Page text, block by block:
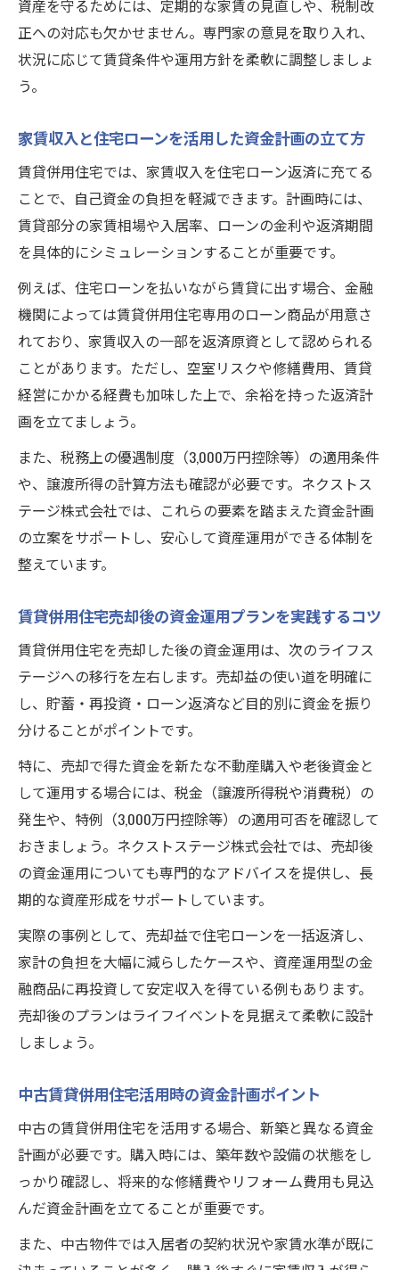
資産を守るためには、定期的な家賃の見直しや、税制改
正への対応も欠かせません。専門家の意見を取り入れ、
状況に応じて賃貸条件や運用方針を柔軟に調整しましょ
う。
家賃収入と住宅ローンを活用した資金計画の立て方
賃貸併用住宅では、家賃収入を住宅ローン返済に充てる
ことで、自己資金の負担を軽減できます。計画時には、
賃貸部分の家賃相場や入居率、ローンの金利や返済期間
を具体的にシミュレーションすることが重要です。
例えば、住宅ローンを払いながら賃貸に出す場合、金融
機関によっては賃貸併用住宅専用のローン商品が用意さ
れており、家賃収入の一部を返済原資として認められる
ことがあります。ただし、空室リスクや修繕費用、賃貸
経営にかかる経費も加味した上で、余裕を持った返済計
画を立てましょう。
また、税務上の優遇制度（3,000万円控除等）の適用条件
や、譲渡所得の計算方法も確認が必要です。ネクストス
テージ株式会社では、これらの要素を踏まえた資金計画
の立案をサポートし、安心して資産運用ができる体制を
整えています。
賃貸併用住宅売却後の資金運用プランを実践するコツ
賃貸併用住宅を売却した後の資金運用は、次のライフス
テージへの移行を左右します。売却益の使い道を明確に
し、貯蓄・再投資・ローン返済など目的別に資金を振り
分けることがポイントです。
特に、売却で得た資金を新たな不動産購入や老後資金と
して運用する場合には、税金（譲渡所得税や消費税）の
発生や、特例（3,000万円控除等）の適用可否を確認して
おきましょう。ネクストステージ株式会社では、売却後
の資金運用についても専門的なアドバイスを提供し、長
期的な資産形成をサポートしています。
実際の事例として、売却益で住宅ローンを一括返済し、
家計の負担を大幅に減らしたケースや、資産運用型の金
融商品に再投資して安定収入を得ている例もあります。
売却後のプランはライフイベントを見据えて柔軟に設計
しましょう。
中古賃貸併用住宅活用時の資金計画ポイント
中古の賃貸併用住宅を活用する場合、新築と異なる資金
計画が必要です。購入時には、築年数や設備の状態をし
っかり確認し、将来的な修繕費やリフォーム費用も見込
んだ資金計画を立てることが重要です。
また、中古物件では入居者の契約状況や家賃水準が既に